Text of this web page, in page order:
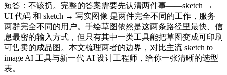
短答：不该扔。完整的答案需要先认清两件事——sketch →
UI 代码 和 sketch → 写实图像 是两件完全不同的工作，服务
两群完全不同的用户。手绘草图依然是这两条路径里最快、信
息最密的输入方式，但只有其中一类工具能把草图变成可印刷
可售卖的成品图。本文梳理两者的边界，对比主流 sketch to
image AI 工具与新一代 AI 设计工程师，给你一张清晰的选型
表。